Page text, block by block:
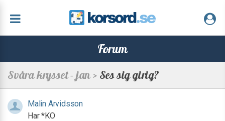
Forum
Svåra krysset - jan >Ses sig girig?
Malin Arvidsson
Har *KO